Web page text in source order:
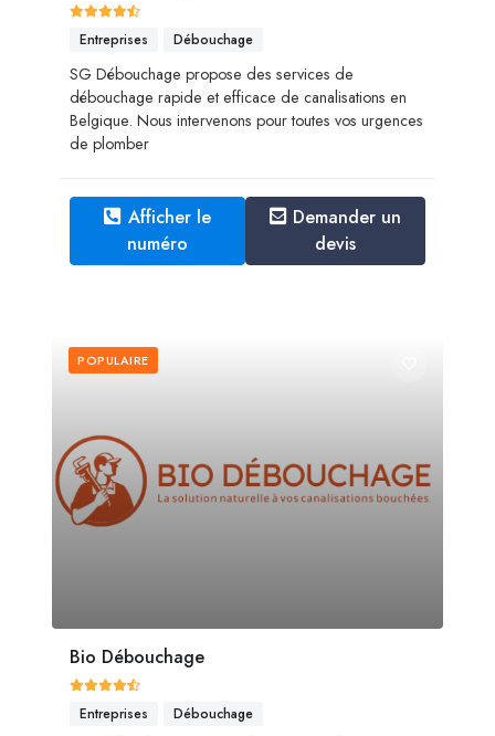
Entreprises Débouchage
SG Débouchage propose des services de
débouchage rapide et efficace de canalisations en
Belgique. Nous intervenons pour toutes vos urgences
de plomber
Afficher le
numéro
Demander un
devis
POPULAIRE
Bio Débouchage
Entreprises Débouchage